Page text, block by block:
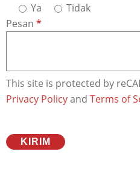
Ya
Tidak
Pesan *
This site is protected by
Privacy Policyand Terms of